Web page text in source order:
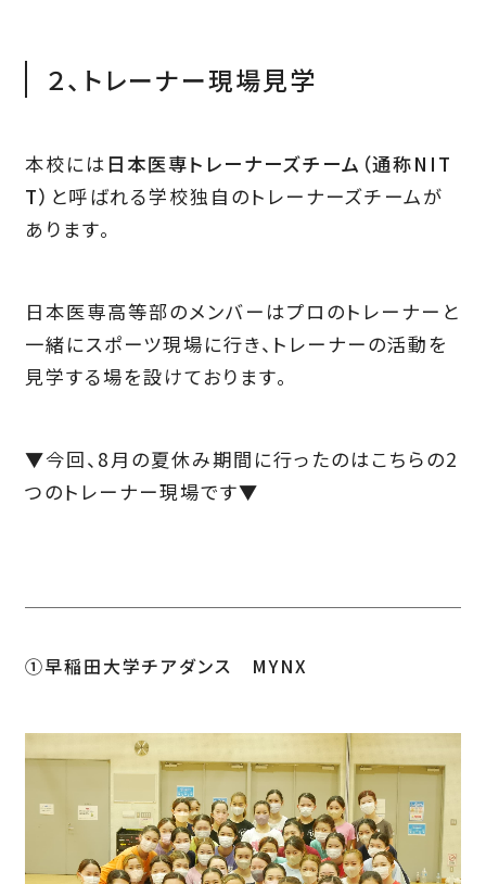
２、トレーナー現場見学
本校には日本医専トレーナーズチーム（通称NIT
T） と呼ばれる学校独自のトレーナーズチームが
あります。
日本医専高等部のメンバーはプロのトレーナーと
一緒にスポーツ現場に行き、トレーナーの活動を
見学する場を設けております。
▼今回、8月の夏休み期間に行ったのはこちらの2
つのトレーナー現場です▼
①早稲田大学チアダンス MYNX